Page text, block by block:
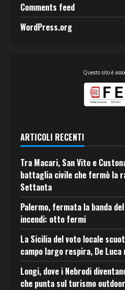
Comments feed
WordPress.org
Questo sito è
ARTICOLI RECENTI
Tra Macari, San Vito e
battaglia civile che fermò la
Settanta
Palermo, fermata la banda
incendi: otto fermi
La Sicilia del voto locale
campo largo respira, De
Longi, dove i Nebrodi
che punta sul turismo outdoor